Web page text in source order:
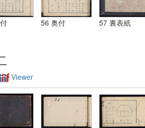
56 奥付 57 裏表紙
Viewer